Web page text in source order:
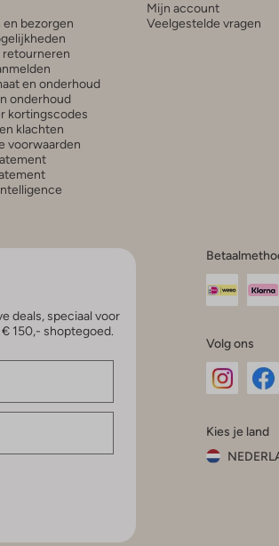
en bezorgen
retourneren
en onderhoud
onderhoud
kortingscodes
klachten
voorwaarden
Mijn account
Veelgestelde vragen
deals, speciaal voor
150,- shoptegoed.
Volg ons
Kies je land